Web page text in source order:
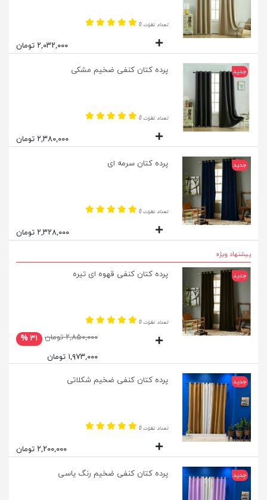
تعداد نظرات 0
۲,۰۳۲,۰۰۰ تومان
جدید پرده کتان کنفی ضخیم مشکی
تعداد نظرات 0
۲,۳۸۰,۰۰۰ تومان
جدید پرده کتان سرمه ای
تعداد نظرات 0
۲,۳۲۸,۰۰۰ تومان
پیشنهاد ویژه
جدید پرده کتان کنفی قهوه ای تیره
تعداد نظرات 0
۲,۸۵۰,۰۰۰ تومان
۳۱ %
۱,۹۷۳,۰۰۰ تومان
جدید پرده کتان کنفی ضخیم شکلاتی
تعداد نظرات 0
۲,۲۰۰,۰۰۰ تومان
جدید پرده کتان کنفی ضخیم رنگ یاسی